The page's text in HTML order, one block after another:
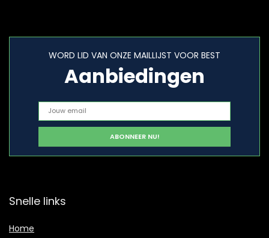
WORD LID VAN ONZE MAILLIJST VOOR BEST
Aanbiedingen
Snelle links
Home